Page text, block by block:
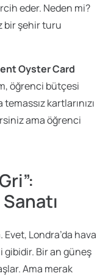
eder. Neden mi?
bir şehir turu
Oyster Card
öğrenci bütçesi
kartlarınızı
ama öğrenci
Londra’da hava
gibidir. Bir an güneş
Ama merak